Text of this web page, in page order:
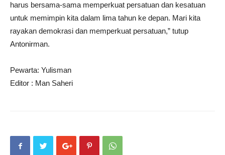
harus bersama-sama memperkuat persatuan dan kesatuan
untuk memimpin kita dalam lima tahun ke depan. Mari kita
rayakan demokrasi dan memperkuat persatuan,” tutup
Antonirman.
Pewarta: Yulisman
Editor : Man Saheri